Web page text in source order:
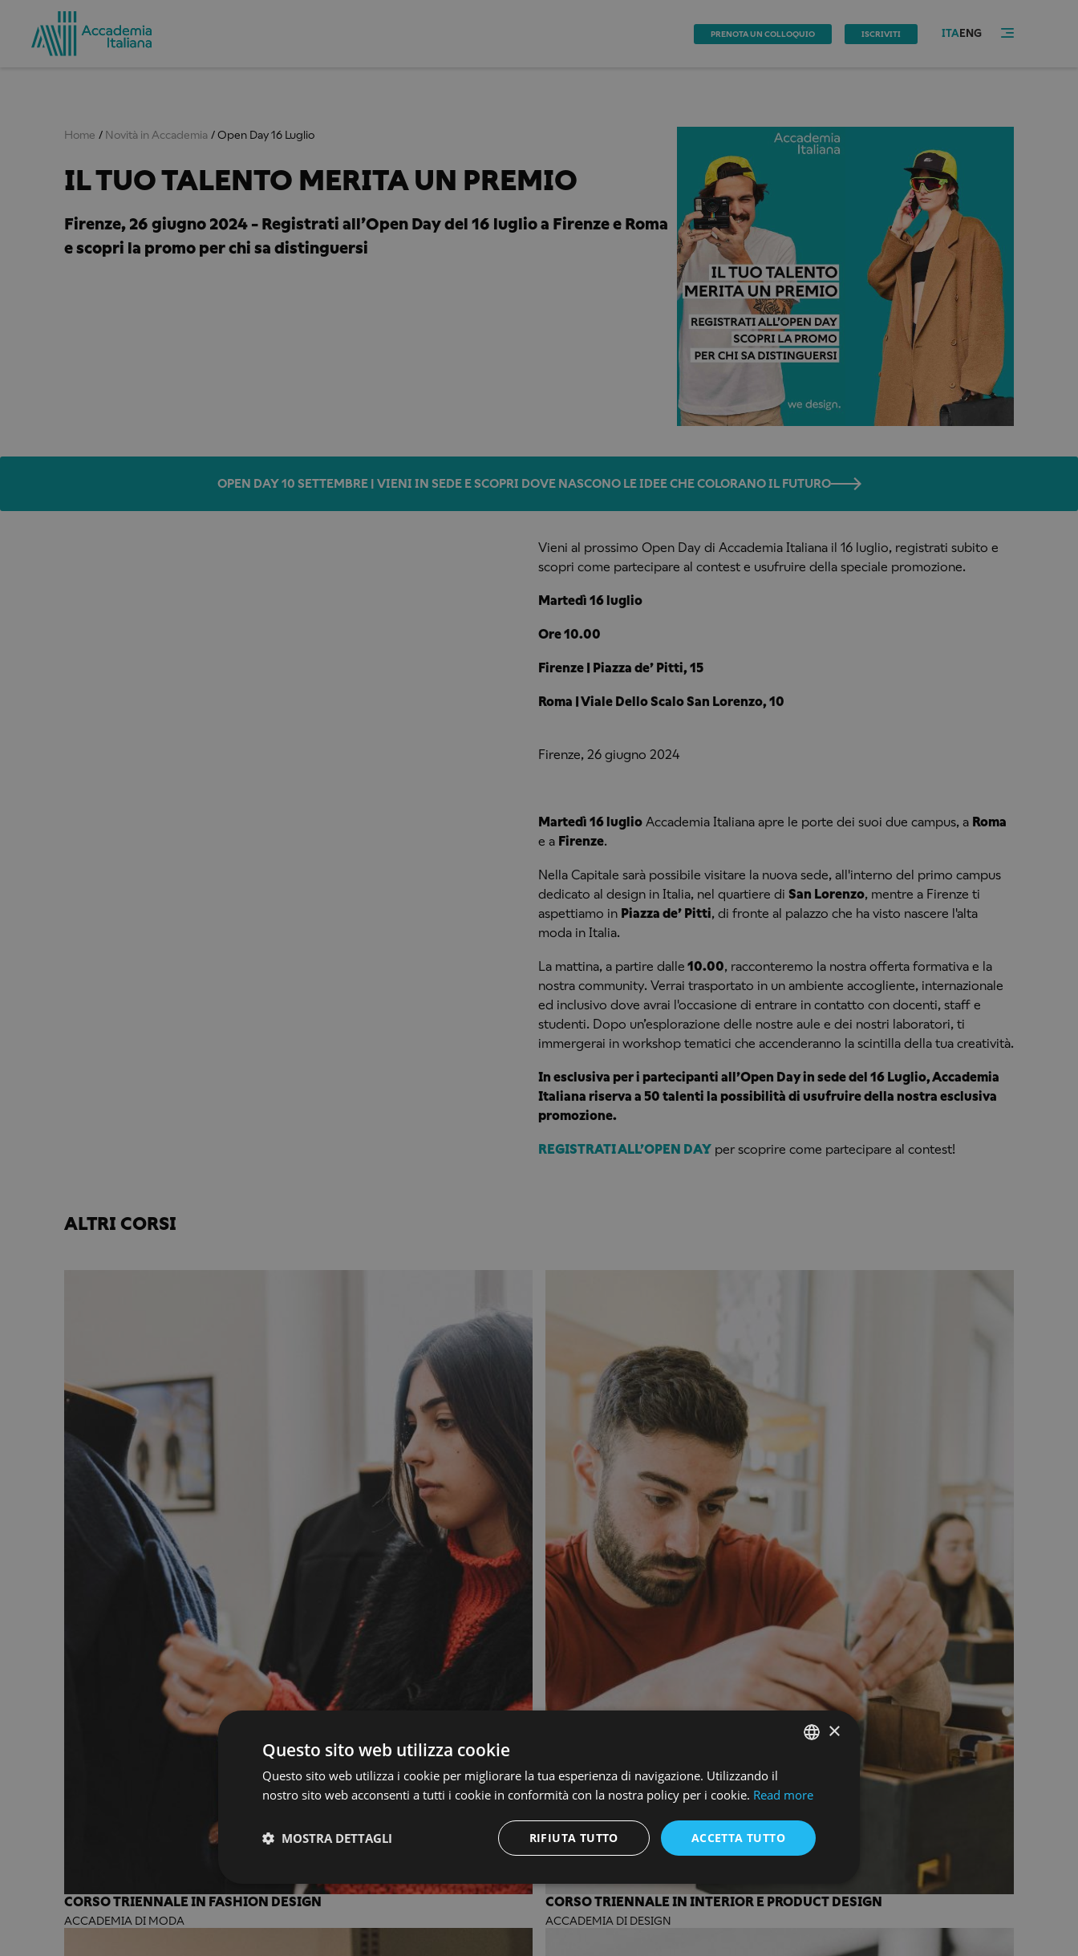
PRENOTA UN COLLOQUIO ISCRIVITI ITA ENG
Home Novità in Accademia Open Day 16 Luglio
IL TUO TALENTO MERITA UN PREMIO
Firenze, 26 giugno 2024 - Registrati all’Open Day del 16 luglio a Firenze e Roma
e scopri la promo per chi sa distinguersi
OPEN DAY 10 SETTEMBRE | VIENI IN SEDE E SCOPRI DOVE NASCONO LE IDEE CHE COLORANO IL FUTURO
Vieni al prossimo Open Day di Accademia Italiana il 16 luglio, registrati subito e
scopri come partecipare al contest e usufruire della speciale promozione.
Martedì 16 luglio
Ore 10.00
Firenze | Piazza de’ Pitti, 15
Roma | Viale Dello Scalo San Lorenzo, 10
Firenze, 26 giugno 2024
Martedì 16 luglioAccademia Italiana apre le porte dei suoi due campus, a Roma
e a Firenze.
Nella Capitale sarà possibile visitare la nuova sede, all'interno del primo campus
dedicato al design in Italia, nel quartiere di San Lorenzo, mentre a Firenze ti
aspettiamo in Piazza de’ Pitti, di fronte al palazzo che ha visto nascere l'alta
moda in Italia.
La mattina, a partire dalle 10.00, racconteremo la nostra offerta formativa e la
nostra community. Verrai trasportato in un ambiente accogliente, internazionale
ed inclusivo dove avrai l'occasione di entrare in contatto con docenti, staff e
studenti. Dopo un’esplorazione delle nostre aule e dei nostri laboratori, ti
immergerai in workshop tematici che accenderanno la scintilla della tua creatività.
In esclusiva per i partecipanti all’Open Day in sede del 16 Luglio, Accademia
Italiana riserva a 50 talenti la possibilità di usufruire della nostra esclusiva
promozione.
REGISTRATI ALL’OPEN DAYper scoprire come partecipare al contest!
ALTRI CORSI
CORSO TRIENNALE IN FASHION DESIGN
ACCADEMIA DI MODA
CORSO TRIENNALE IN INTERIOR E PRODUCT DESIGN
ACCADEMIA DI DESIGN
ENGLISH
×
Questo sito web utilizza cookie
Questo sito web utilizza i cookie per migliorare la tua esperienza di navigazione. Utilizzando il
nostro sito web acconsenti a tutti i cookie in conformità con la nostra policy per i cookie. Read more
ACCETTA TUTTO
RIFIUTA TUTTO
MOSTRA DETTAGLI